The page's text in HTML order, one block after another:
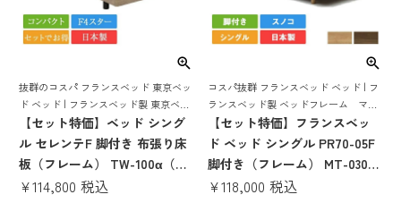
抜群のコスパ フランスベッド 東京ベッ
ド ベッド | フランスベッド製 東京ベッ
ド製 ベッド マットレス付き ベット マ
ットレスセット 脚付き 日本製 コンパ
【セット特価】ベッド シング
ル セレンテF 脚付き 布張り床
板（フレーム） TW-100α（マ
ットレス） | フランスベッド
¥114,800 税込
コスパ抜群 フランスベッド ベッド | フ
ランスベッド製 ベッドフレーム マッ
トレス付き ベット マットレス 付き マ
ットレスセット 70周年 脚付き スノコ
【セット特価】フランスベッ
ド ベッド シングル PR70-05F
脚付き（フレーム） MT-030ス
リム（マットレス） | 正規品
¥118,000 税込